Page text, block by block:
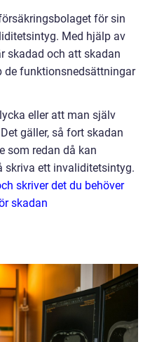
för sin
Med hjälp av
skadad och att skadan
de funktionsnedsättningar
eller att man själv
gäller, så fort skadan
som redan då kan
skriva ett invaliditetsintyg.
skriver det du behöver
skadan